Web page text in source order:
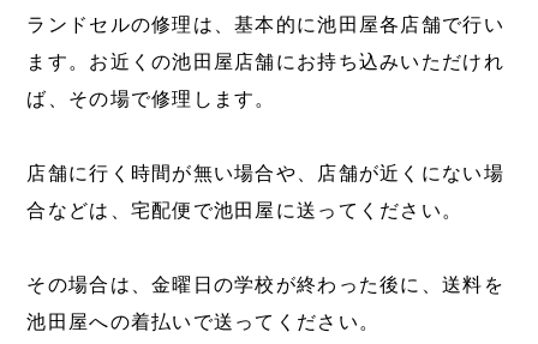
ランドセルの修理は、基本的に池田屋各店舗で行い
ます。お近くの池田屋店舗にお持ち込みいただけれ
ば、その場で修理します。
店舗に行く時間が無い場合や、店舗が近くにない場
合などは、宅配便で池田屋に送ってください。
その場合は、金曜日の学校が終わった後に、送料を
池田屋への着払いで送ってください。